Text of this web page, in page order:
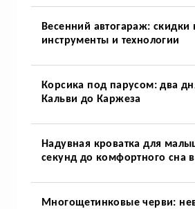
Весенний автогараж: скидки
инструменты и технологии
Корсика под парусом: два
Кальви до Каржеза
Надувная кроватка для
секунд до комфортного сна
Многощетинковые черви: